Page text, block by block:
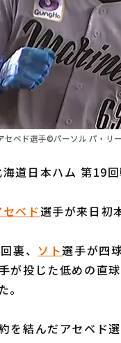
セベド選手©パーソル パ・リ
道日本ハム 第19回
ベド選手が来日初
裏、 ソト選手が四
が投じた低めの直
結んだアセベド選